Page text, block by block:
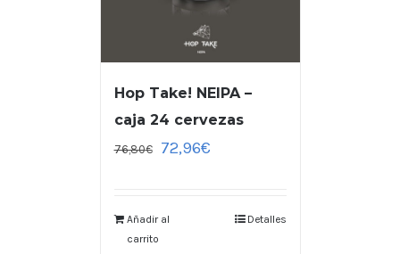
Hop Take! NEIPA –
caja 24 cervezas
76,80€ 72,96€
Añadir al
carrito
Detalles